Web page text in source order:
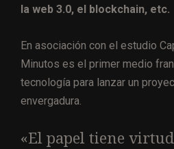
la web 3.0, el blockchain, etc.
En asociación con el estudio
Minutos es el primer medio
tecnología para lanzar un
envergadura.
«El papel tiene